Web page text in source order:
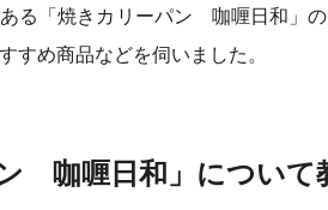
る「焼きカリーパン 咖喱日和」
すめ商品などを伺いました。
咖喱日和」について